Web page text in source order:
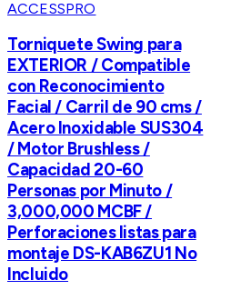
ACCESSPRO
Torniquete Swing para
EXTERIOR / Compatible
con Reconocimiento
Facial / Carril de 90 cms /
Acero Inoxidable SUS304
/ Motor Brushless /
Capacidad 20-60
Personas por Minuto /
3,000,000 MCBF /
Perforaciones listas para
montaje DS-KAB6ZU1 No
Incluido